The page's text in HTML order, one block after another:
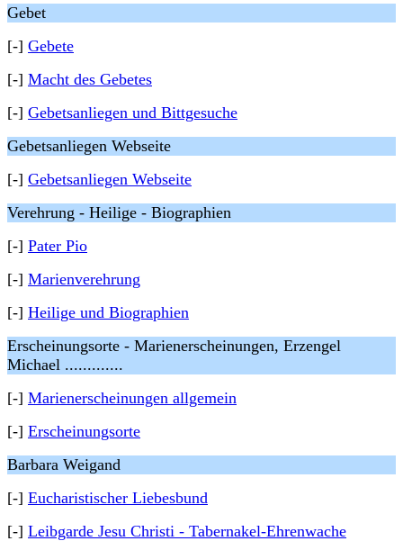
Gebet
[-] Gebete
[-] Macht des Gebetes
[-] Gebetsanliegen und Bittgesuche
Gebetsanliegen Webseite
[-] Gebetsanliegen Webseite
Verehrung - Heilige - Biographien
[-] Pater Pio
[-] Marienverehrung
[-] Heilige und Biographien
Erscheinungsorte - Marienerscheinungen, Erzengel
Michael .............
[-] Marienerscheinungen allgemein
[-] Erscheinungsorte
Barbara Weigand
[-] Eucharistischer Liebesbund
[-] Leibgarde Jesu Christi - Tabernakel-Ehrenwache